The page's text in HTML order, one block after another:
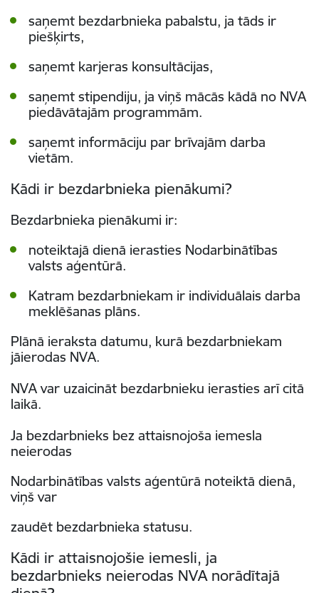
saņemt bezdarbnieka pabalstu, ja tāds ir
piešķirts,
saņemt karjeras konsultācijas,
saņemt stipendiju, ja viņš mācās kādā no NVA
piedāvātajām programmām.
saņemt informāciju par brīvajām darba
vietām.
Kādi ir bezdarbnieka pienākumi?
Bezdarbnieka pienākumi ir:
noteiktajā dienā ierasties Nodarbinātības
valsts aģentūrā.
Katram bezdarbniekam ir individuālais darba
meklēšanas plāns.
Plānā ieraksta datumu, kurā bezdarbniekam
jāierodas NVA.
NVA var uzaicināt bezdarbnieku ierasties arī citā
laikā.
Ja bezdarbnieks bez attaisnojoša iemesla
neierodas
Nodarbinātības valsts aģentūrā noteiktā dienā,
viņš var
zaudēt bezdarbnieka statusu.
Kādi ir attaisnojošie iemesli, ja
bezdarbnieks neierodas NVA norādītajā